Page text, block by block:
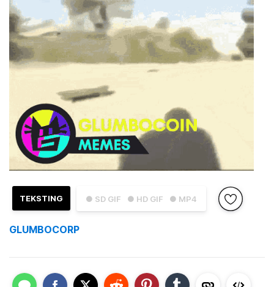
● SD GIF ● HD GIF ● MP4
TEKSTING
GLUMBOCORP